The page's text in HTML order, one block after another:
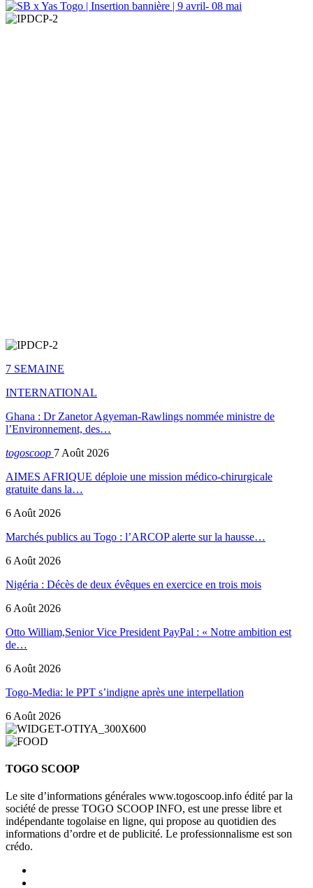
7 SEMAINE
INTERNATIONAL
Ghana : Dr Zanetor Agyeman-Rawlings nommée ministre de
l’Environnement, des…
togoscoop 7 Août 2026
AIMES AFRIQUE déploie une mission médico-chirurgicale
gratuite dans la…
6 Août 2026
Marchés publics au Togo : l’ARCOP alerte sur la hausse…
6 Août 2026
Nigéria : Décès de deux évêques en exercice en trois mois
6 Août 2026
Otto William,Senior Vice President PayPal : « Notre ambition est
de…
6 Août 2026
Togo-Media: le PPT s’indigne après une interpellation
6 Août 2026
TOGO SCOOP
Le site d’informations générales www.togoscoop.info édité par la
société de presse TOGO SCOOP INFO, est une presse libre et
indépendante togolaise en ligne, qui propose au quotidien des
informations d’ordre et de publicité. Le professionnalisme est son
crédo.